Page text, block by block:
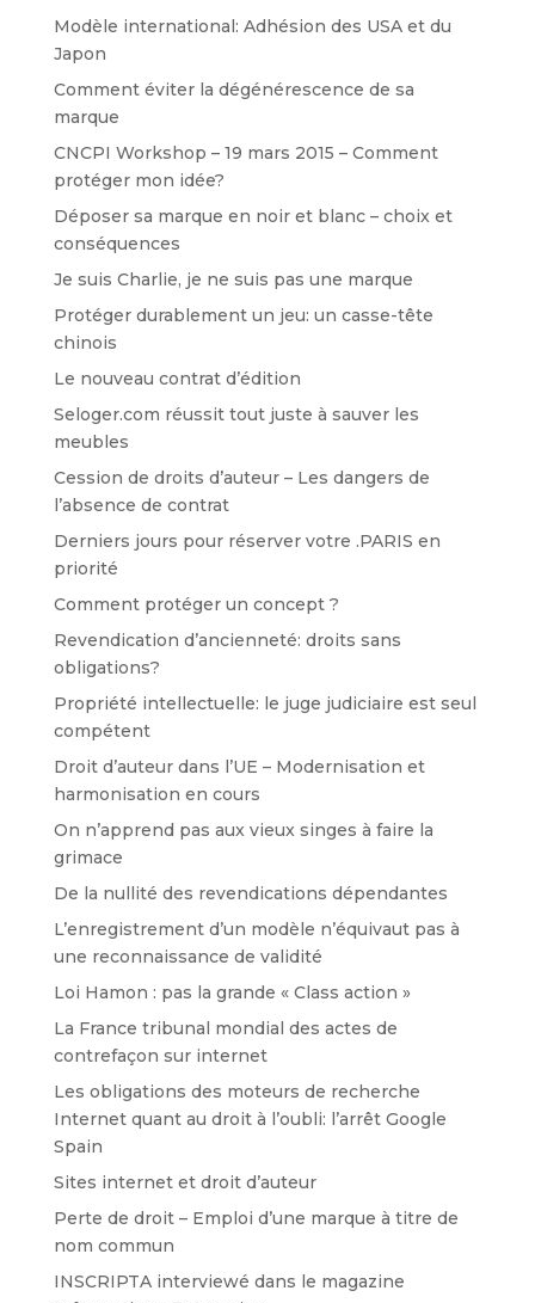
Modèle international: Adhésion des USA et du
Japon
Comment éviter la dégénérescence de sa
marque
CNCPI Workshop – 19 mars 2015 – Comment
protéger mon idée?
Déposer sa marque en noir et blanc – choix et
conséquences
Je suis Charlie, je ne suis pas une marque
Protéger durablement un jeu: un casse-tête
chinois
Le nouveau contrat d’édition
Seloger.com réussit tout juste à sauver les
meubles
Cession de droits d’auteur – Les dangers de
l’absence de contrat
Derniers jours pour réserver votre .PARIS en
priorité
Comment protéger un concept ?
Revendication d’ancienneté: droits sans
obligations?
Propriété intellectuelle: le juge judiciaire est seul
compétent
Droit d’auteur dans l’UE – Modernisation et
harmonisation en cours
On n’apprend pas aux vieux singes à faire la
grimace
De la nullité des revendications dépendantes
L’enregistrement d’un modèle n’équivaut pas à
une reconnaissance de validité
Loi Hamon : pas la grande « Class action »
La France tribunal mondial des actes de
contrefaçon sur internet
Les obligations des moteurs de recherche
Internet quant au droit à l’oubli: l’arrêt Google
Spain
Sites internet et droit d’auteur
Perte de droit – Emploi d’une marque à titre de
nom commun
INSCRIPTA interviewé dans le magazine